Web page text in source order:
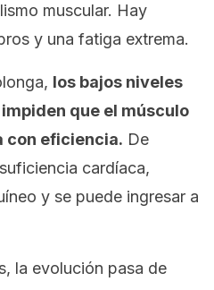
muscular. Hay
y una fatiga extrema.
los bajos niveles
que el músculo
con eficiencia. De
cardíaca,
y se puede ingresar a
la evolución pasa de